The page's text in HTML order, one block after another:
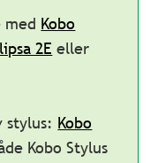
med Kobo
2E eller
stylus: Kobo
Kobo Stylus